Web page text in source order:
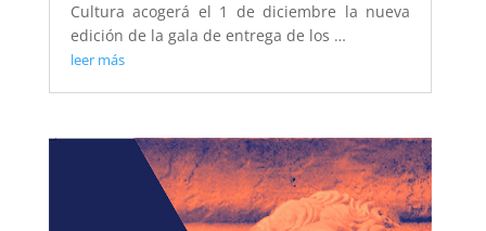
Cultura acogerá el 1 de diciembre la nueva
edición de la gala de entrega de los …
leer más